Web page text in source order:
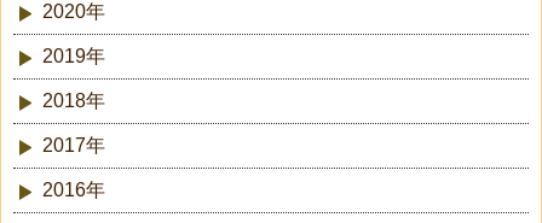
2020年
2019年
2018年
2017年
2016年